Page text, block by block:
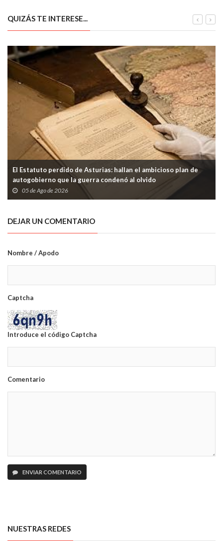
QUIZÁS TE INTERESE...
El Estatuto perdido de Asturias: hallan el ambicioso plan de
autogobierno que la guerra condenó al olvido
05 de Ago de 2026
DEJAR UN COMENTARIO
Nombre / Apodo
Captcha
Introduce el código Captcha
Comentario
ENVIAR COMENTARIO
NUESTRAS REDES